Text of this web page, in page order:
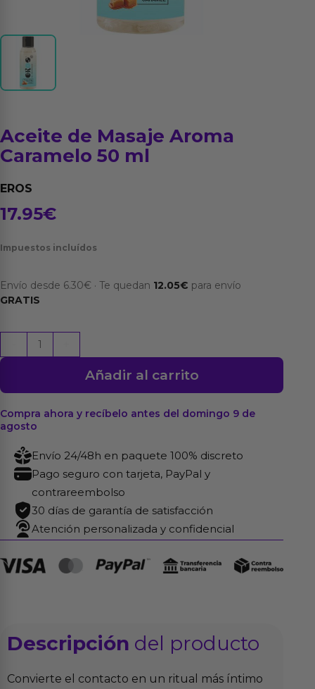
Aceite de Masaje Aroma
Caramelo 50 ml
EROS
17.95€
Impuestos incluídos
Envío desde 6.30€ · Te quedan 12.05€ para envío
GRATIS
de
Aroma
Caramelo
50
cantidad
Añadir al carrito
Compra ahora y recíbelo antes del domingo 9 de
agosto
Envío 24/48h en paquete 100% discreto
Pago seguro con tarjeta, PayPal y
contrareembolso
30 días de garantía de satisfacción
Atención personalizada y confidencial
Descripción del producto
Convierte el contacto en un ritual más íntimo